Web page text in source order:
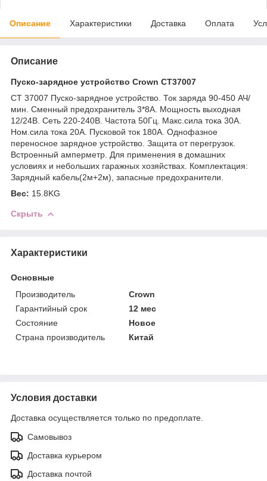
Описание Характеристики Доставка Оплата
Описание
Пуско-зарядное устройство Crown CT37007
CT 37007 Пуско-зарядное устройство. Ток заряда 90-450 АЧ/
мин. Сменный предохранитель 3*8А. Мощность выходная
12/24В. Сеть 220-240В. Частота 50Гц. Макс.сила тока 30А.
Ном.сила тока 20А. Пусковой ток 180А. Однофазное
переносное зарядное устройство. Защита от перегрузок.
Встроенный амперметр. Для применения в домашних
условиях и небольших гаражных хозяйствах. Комплектация:
Зарядный кабель(2м+2м), запасные предохранители.
Вес: 15.8KG
Скрыть
Характеристики
Основные
Производитель
Crown
Гарантийный срок
12 мес
Состояние
Новое
Страна производитель
Китай
Условия доставки
Доставка осуществляется только по предоплате.
Самовывоз
Доставка курьером
Доставка почтой